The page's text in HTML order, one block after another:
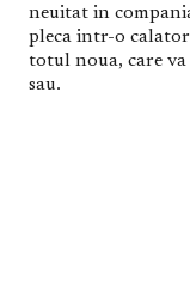
neuitat in
pleca intr-o
totul noua, care
sau.